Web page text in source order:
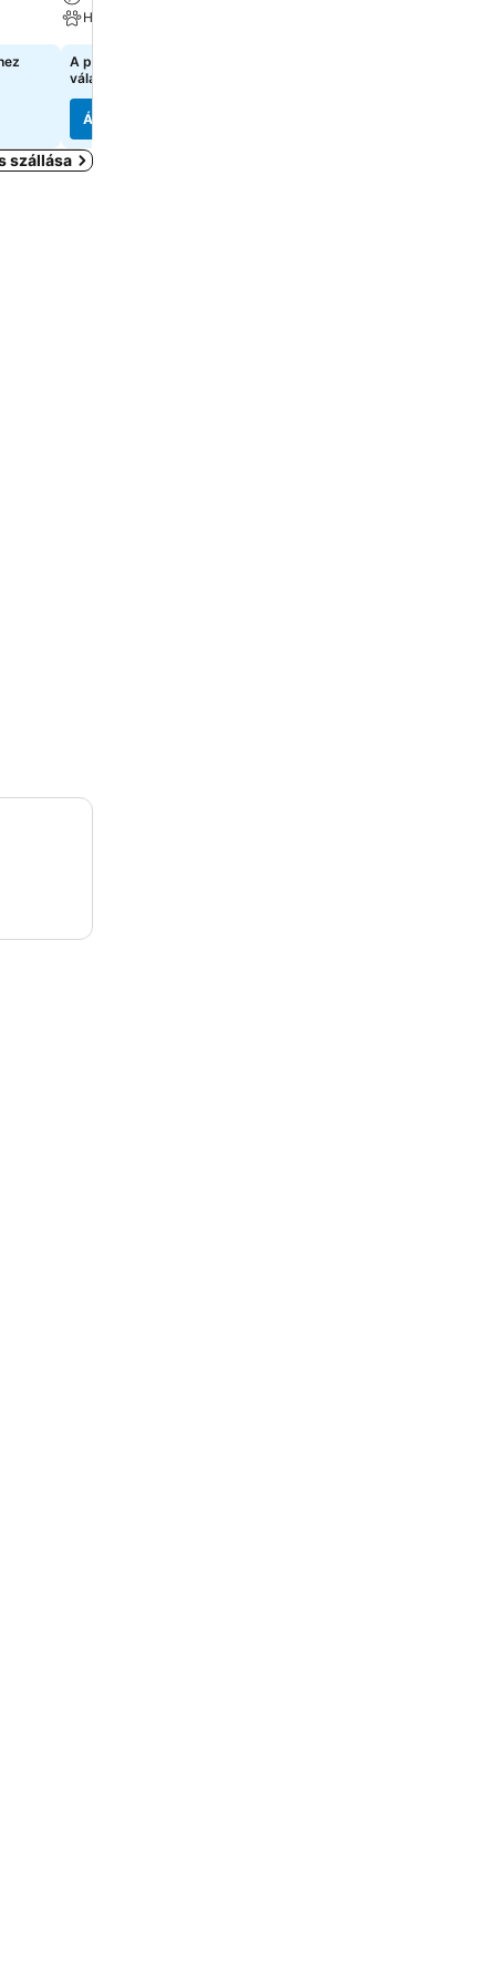
Háziállat megengedett
A pontos árak megtekintéséhez
válasszon dátumokat
Árak megjelenítése
szállása